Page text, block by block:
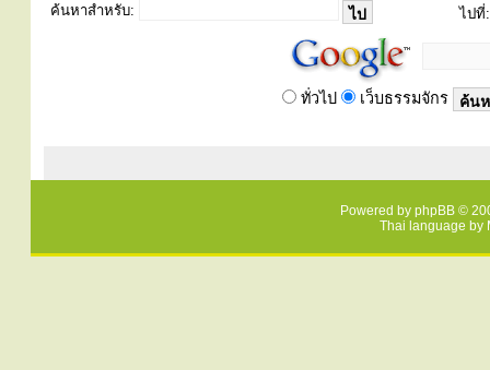
ค้นหาสำหรับ: ไปที่:
ทั่วไป เว็บธรรมจักร
Powered by phpBB ©
Thai language by